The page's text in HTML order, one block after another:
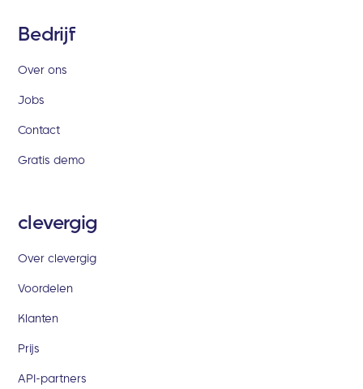
Bedrijf
Over ons
Jobs
Contact
Gratis demo
clevergig
Over clevergig
Voordelen
Klanten
Prijs
API-partners